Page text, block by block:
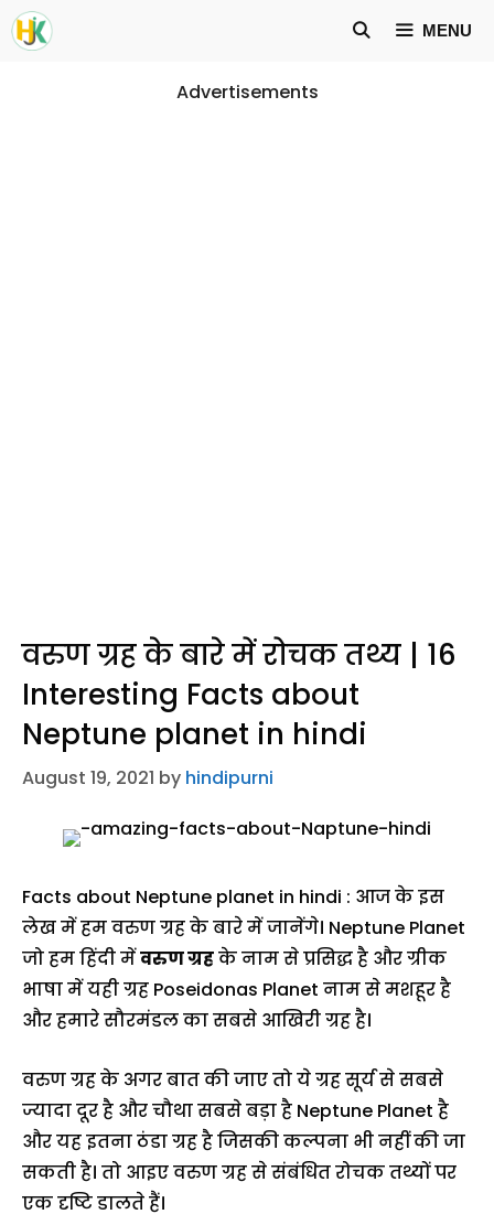
Skip
to
MENU
Advertisements
वरुण ग्रह के बारे में रोचक तथ्य | 16
Interesting Facts about
Neptune planet in hindi
August 19, 2021 by hindipurni
Facts about Neptune planet in hindi : आज के इस
लेख में हम वरुण ग्रह के बारे में जानेंगे। Neptune Planet
जो हम हिंदी मेंवरुण ग्रहके नाम से प्रसिद्ध है और ग्रीक
भाषा में यही ग्रह Poseidonas Planet नाम से मशहूर है
और हमारे सौरमंडल का सबसे आखिरी ग्रह है।
वरुण ग्रह के अगर बात की जाए तो ये ग्रह सूर्य से सबसे
ज्यादा दूर है और चौथा सबसे बड़ा है Neptune Planet है
और यह इतना ठंडा ग्रह है जिसकी कल्पना भी नहीं की जा
सकती है। तो आइए वरुण ग्रह से संबंधित रोचक तथ्यों पर
एक दृष्टि डालते हैं।